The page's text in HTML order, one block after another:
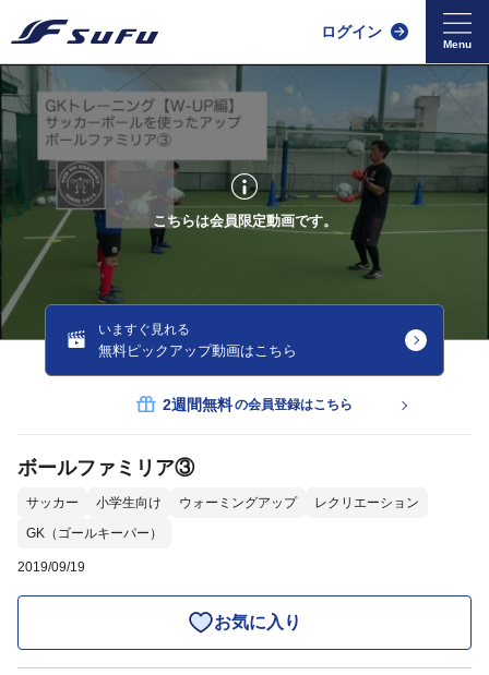
ログイン
こちらは会員限定動画です。
いますぐ見れる
無料ピックアップ動画はこちら
2週間無料の会員登録はこちら
ボールファミリア③
サッカー 小学生向け ウォーミングアップ
レクリエーション
GK（ゴールキーパー）
2019/09/19
お気に入り